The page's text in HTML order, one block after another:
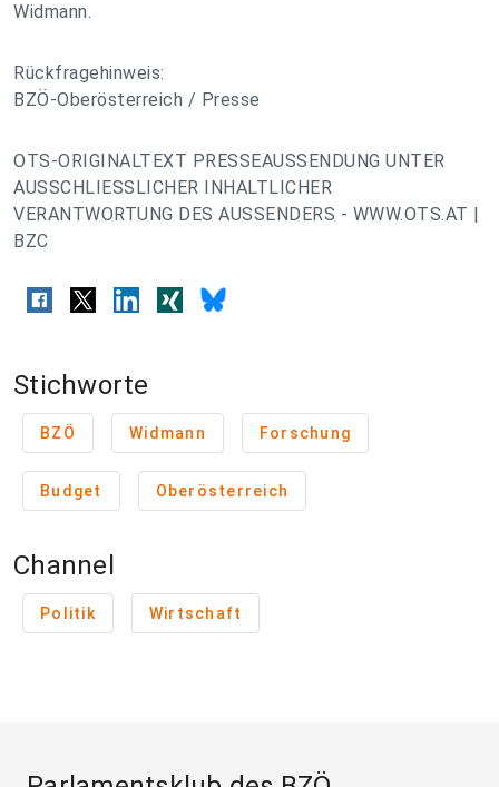
Widmann.
Rückfragehinweis:
BZÖ-Oberösterreich / Presse
OTS-ORIGINALTEXT PRESSEAUSSENDUNG UNTER
AUSSCHLIESSLICHER INHALTLICHER
VERANTWORTUNG DES AUSSENDERS - WWW.OTS.AT |
BZC
Stichworte
BZÖ Widmann Forschung
Budget Oberösterreich
Channel
Politik Wirtschaft